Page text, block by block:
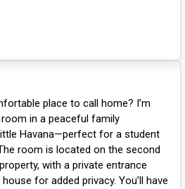
place to call home? I’m
in a peaceful family
Havana—perfect for a student
room is located on the second
with a private entrance
for added privacy. You’ll have